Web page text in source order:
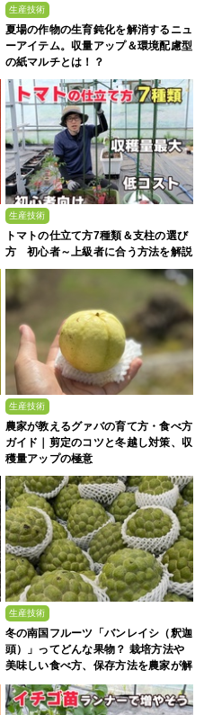
生産技術
夏場の作物の生育鈍化を解消するニュ
ーアイテム。収量アップ＆環境配慮型
の紙マルチとは！？
生産技術
トマトの仕立て方7種類＆支柱の選び
方 初心者～上級者に合う方法を解説
生産技術
農家が教えるグァバの育て方・食べ方
ガイド｜剪定のコツと冬越し対策、収
穫量アップの極意
生産技術
冬の南国フルーツ「バンレイシ（釈迦
頭）」ってどんな果物？ 栽培方法や
美味しい食べ方、保存方法を農家が解